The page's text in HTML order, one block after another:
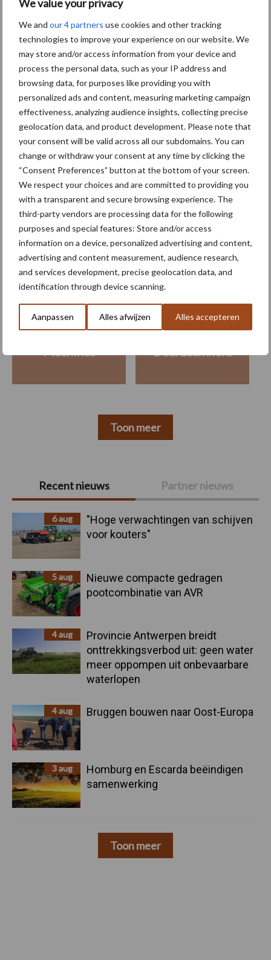
We value your privacy
We and our 4 partners use cookies and other tracking
technologies to improve your experience on our website. We
may store and/or access information from your device and
process the personal data, such as your IP address and
browsing data, for purposes like providing you with
personalized ads and content, measuring marketing campaign
effectiveness, analyzing audience insights, collecting precise
geolocation data, and product development. Please note that
your consent will be valid across all our subdomains. You can
change or withdraw your consent at any time by clicking the
“Consent Preferences” button at the bottom of your screen.
We respect your choices and are committed to providing you
with a transparent and secure browsing experience. The
third-party vendors are processing data for the following
purposes and special features: Store and/or access
information on a device, personalized advertising and content,
advertising and content measurement, audience research,
and services development, precise geolocation data, and
identification through device scanning.
Aanpassen Alles afwijzen Alles accepteren
Primaire
Sidebar
Recent nieuws Partner nieuws
6 aug
"Hoge verwachtingen van schijven
voor kouters"
5 aug
Nieuwe compacte gedragen
pootcombinatie van AVR
4 aug
Provincie Antwerpen breidt
onttrekkingsverbod uit: geen water
meer oppompen uit onbevaarbare
waterlopen
4 aug Bruggen bouwen naar Oost-Europa
3 aug
Homburg en Escarda beëindigen
samenwerking
Toon meer
3000-precisiezaaimachine
Lemken Saphir XMR:
mechanische zaaimachine
met meer precisie en
gebruiksgemak
Eerste DUO zaaimachines
van ZOCON uitgeleverd
Meer lezen over:
Maak uw keuze
Machines Duurzaamheid
Toon meer